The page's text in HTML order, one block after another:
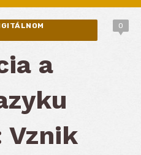
0
a
Vznik